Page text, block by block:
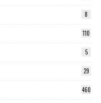
8
110
5
29
460